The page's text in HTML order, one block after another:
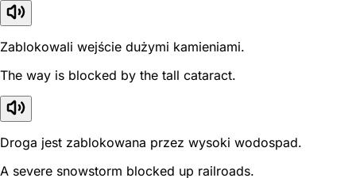
Zablokowali wejście dużymi kamieniami.
The way is blocked by the tall cataract.
Droga jest zablokowana przez wysoki wodospad.
A severe snowstorm blocked up railroads.